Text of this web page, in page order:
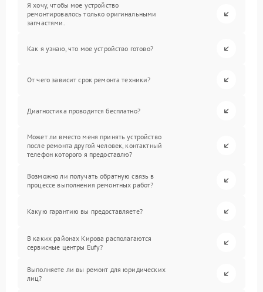
Я хочу, чтобы мое устройство
ремонтировалось только оригинальными
запчастями.
Как я узнаю, что мое устройство готово?
От чего зависит срок ремонта техники?
Диагностика проводится бесплатно?
Может ли вместо меня принять устройство
после ремонта другой человек, контактный
телефон которого я предоставлю?
Возможно ли получать обратную связь в
процессе выполнения ремонтных работ?
Какую гарантию вы предоставляете?
В каких районах Кирова располагаются
сервисные центры Eufy?
Выполняете ли вы ремонт для юридических
лиц?